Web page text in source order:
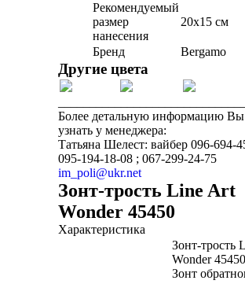
Рекомендуемый
размер
нанесения
20х15 см
Бренд Bergamo
Другие цвета
Более детальную информацию
узнать у менеджера:
Татьяна Шелест: вайбер 096-694-
095-194-18-08 ; 067-299-24-75
im_poli@ukr.net
Зонт-трость Line Art
Wonder 45450
Характеристика
Зонт-трость
Wonder 45450
Зонт